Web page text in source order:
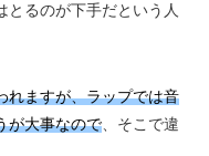
とるのが下手だという人
れますが、ラップでは音
が大事なので、そこで違